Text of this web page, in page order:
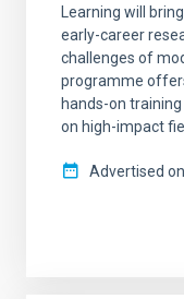
Learning will
early-career
challenges of
programme
hands-on
on high-impact
Advertised on